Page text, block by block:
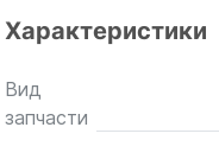
Характеристики
Вид
запчасти